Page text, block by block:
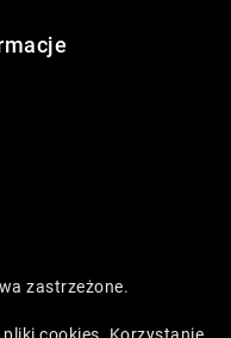
zastrzeżone.